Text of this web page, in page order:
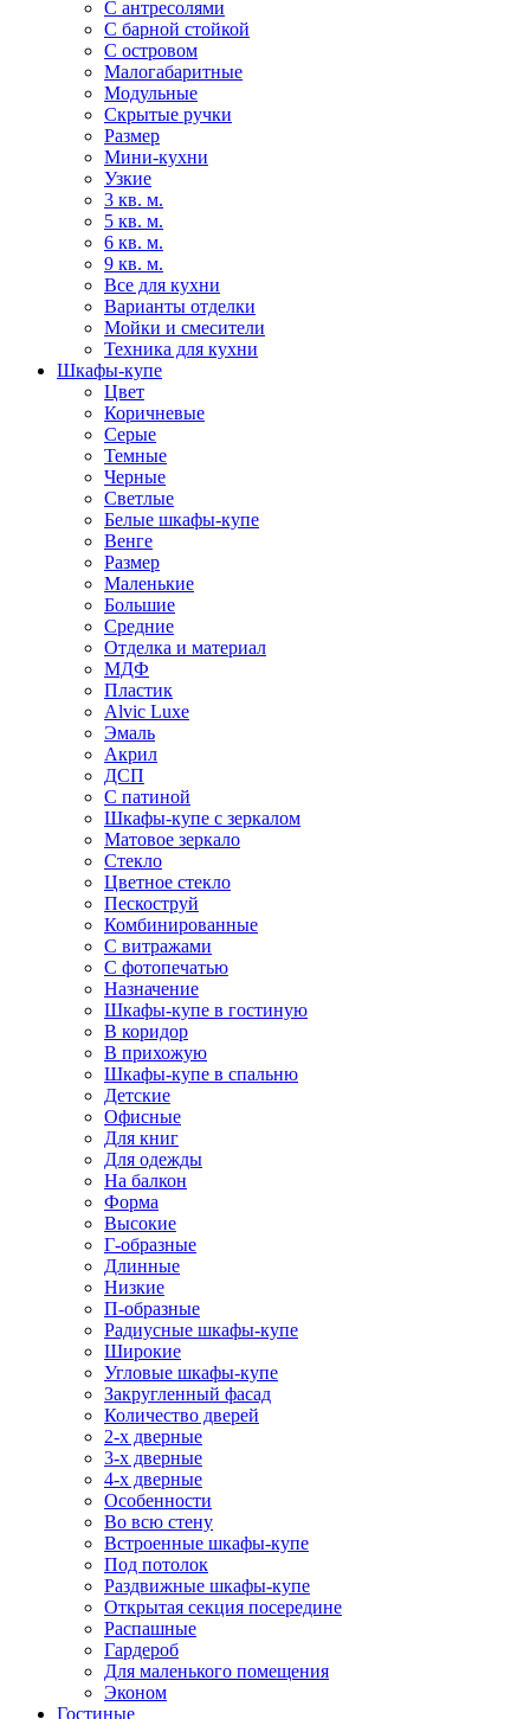
С антресолями
С барной стойкой
С островом
Малогабаритные
Модульные
Скрытые ручки
Размер
Мини-кухни
Узкие
3 кв. м.
5 кв. м.
6 кв. м.
9 кв. м.
Все для кухни
Варианты отделки
Мойки и смесители
Техника для кухни
Шкафы-купе
Цвет
Коричневые
Серые
Темные
Черные
Светлые
Белые шкафы-купе
Венге
Размер
Маленькие
Большие
Средние
Отделка и материал
МДФ
Пластик
Alvic Luxe
Эмаль
Акрил
ДСП
С патиной
Шкафы-купе с зеркалом
Матовое зеркало
Стекло
Цветное стекло
Пескоструй
Комбинированные
С витражами
С фотопечатью
Назначение
Шкафы-купе в гостиную
В коридор
В прихожую
Шкафы-купе в спальню
Детские
Офисные
Для книг
Для одежды
На балкон
Форма
Высокие
Г-образные
Длинные
Низкие
П-образные
Радиусные шкафы-купе
Широкие
Угловые шкафы-купе
Закругленный фасад
Количество дверей
2-х дверные
3-х дверные
4-х дверные
Особенности
Во всю стену
Встроенные шкафы-купе
Под потолок
Раздвижные шкафы-купе
Открытая секция посередине
Распашные
Гардероб
Для маленького помещения
Эконом
Гостиные